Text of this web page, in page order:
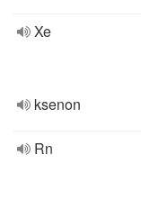
Xe
ksenon
Rn